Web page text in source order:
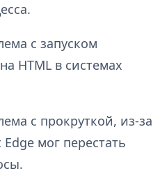
с запуском
HTML в системах
с прокруткой, из-за
мог перестать